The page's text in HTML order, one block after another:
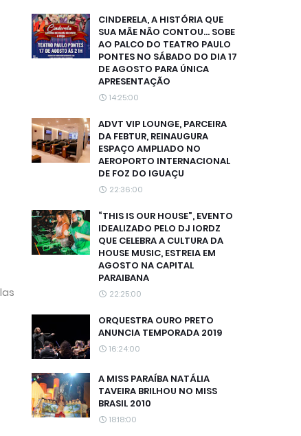
CINDERELA, A HISTÓRIA QUE
SUA MÃE NÃO CONTOU... SOBE
AO PALCO DO TEATRO PAULO
PONTES NO SÁBADO DO DIA 17
DE AGOSTO PARA ÚNICA
APRESENTAÇÃO
14:25:00
ADVT VIP LOUNGE, PARCEIRA
DA FEBTUR, REINAUGURA
ESPAÇO AMPLIADO NO
AEROPORTO INTERNACIONAL
DE FOZ DO IGUAÇU
22:36:00
“THIS IS OUR HOUSE”, EVENTO
IDEALIZADO PELO DJ IORDZ
QUE CELEBRA A CULTURA DA
HOUSE MUSIC, ESTREIA EM
AGOSTO NA CAPITAL
PARAIBANA
22:25:00
ORQUESTRA OURO PRETO
ANUNCIA TEMPORADA 2019
16:24:00
A MISS PARAÍBA NATÁLIA
TAVEIRA BRILHOU NO MISS
BRASIL 2010
18:18:00